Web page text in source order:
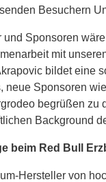
Besuchern
und Sponsoren
mit
bildet eine
neue Sponsoren
begrüßen zu
Background
beim Red Bull
Hersteller von